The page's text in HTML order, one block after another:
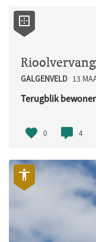
GALGENVELD 13
Terugblik
0 4